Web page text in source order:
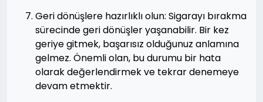
Geri dönüşlere hazırlıklı olun: Sigarayı bırakma
sürecinde geri dönüşler yaşanabilir. Bir kez
geriye gitmek, başarısız olduğunuz anlamına
gelmez. Önemli olan, bu durumu bir hata
olarak değerlendirmek ve tekrar denemeye
devam etmektir.